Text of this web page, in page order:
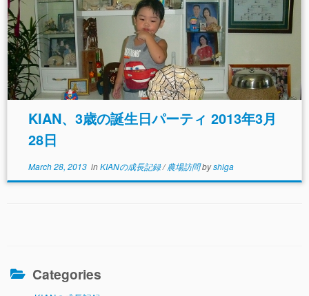
KIAN、3歳の誕生日パーティ 2013年3月
28日
March 28, 2013inKIANの成長記録/農場訪問byshiga
Categories